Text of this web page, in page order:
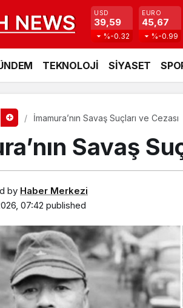
USD
39,59
%-0.32
EURO
45,67
%-0.99
TEKNOLOJİ SİYASET
İmamura’nın Savaş Suçları ve Cezası
Savaş
by Haber Merkezi
07:42 published